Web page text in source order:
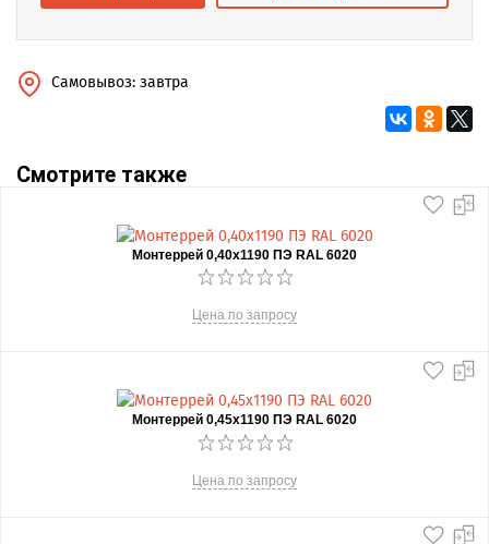
Самовывоз: завтра
Смотрите также
Монтеррей 0,40х1190 ПЭ RAL 6020
Цена по запросу
Монтеррей 0,45х1190 ПЭ RAL 6020
Цена по запросу